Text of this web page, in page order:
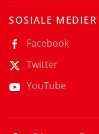
SOSIALE MEDIER
Facebook
Twitter
YouTube